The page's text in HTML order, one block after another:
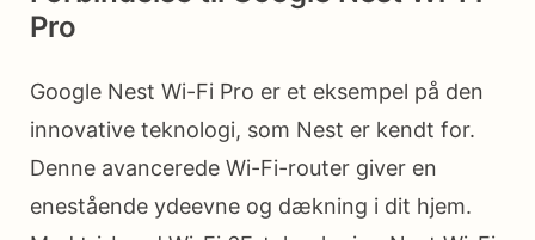
Pro
Google Nest Wi-Fi Pro er et eksempel på den
innovative teknologi, som Nest er kendt for.
Denne avancerede Wi-Fi-router giver en
enestående ydeevne og dækning i dit hjem.